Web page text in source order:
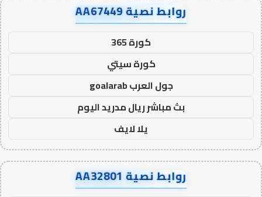
روابط نصية AA67449
كورة 365
كورة سيتي
جول العرب goalarab
بث مباشر ريال مدريد اليوم
يلا لايف
روابط نصية AA32801